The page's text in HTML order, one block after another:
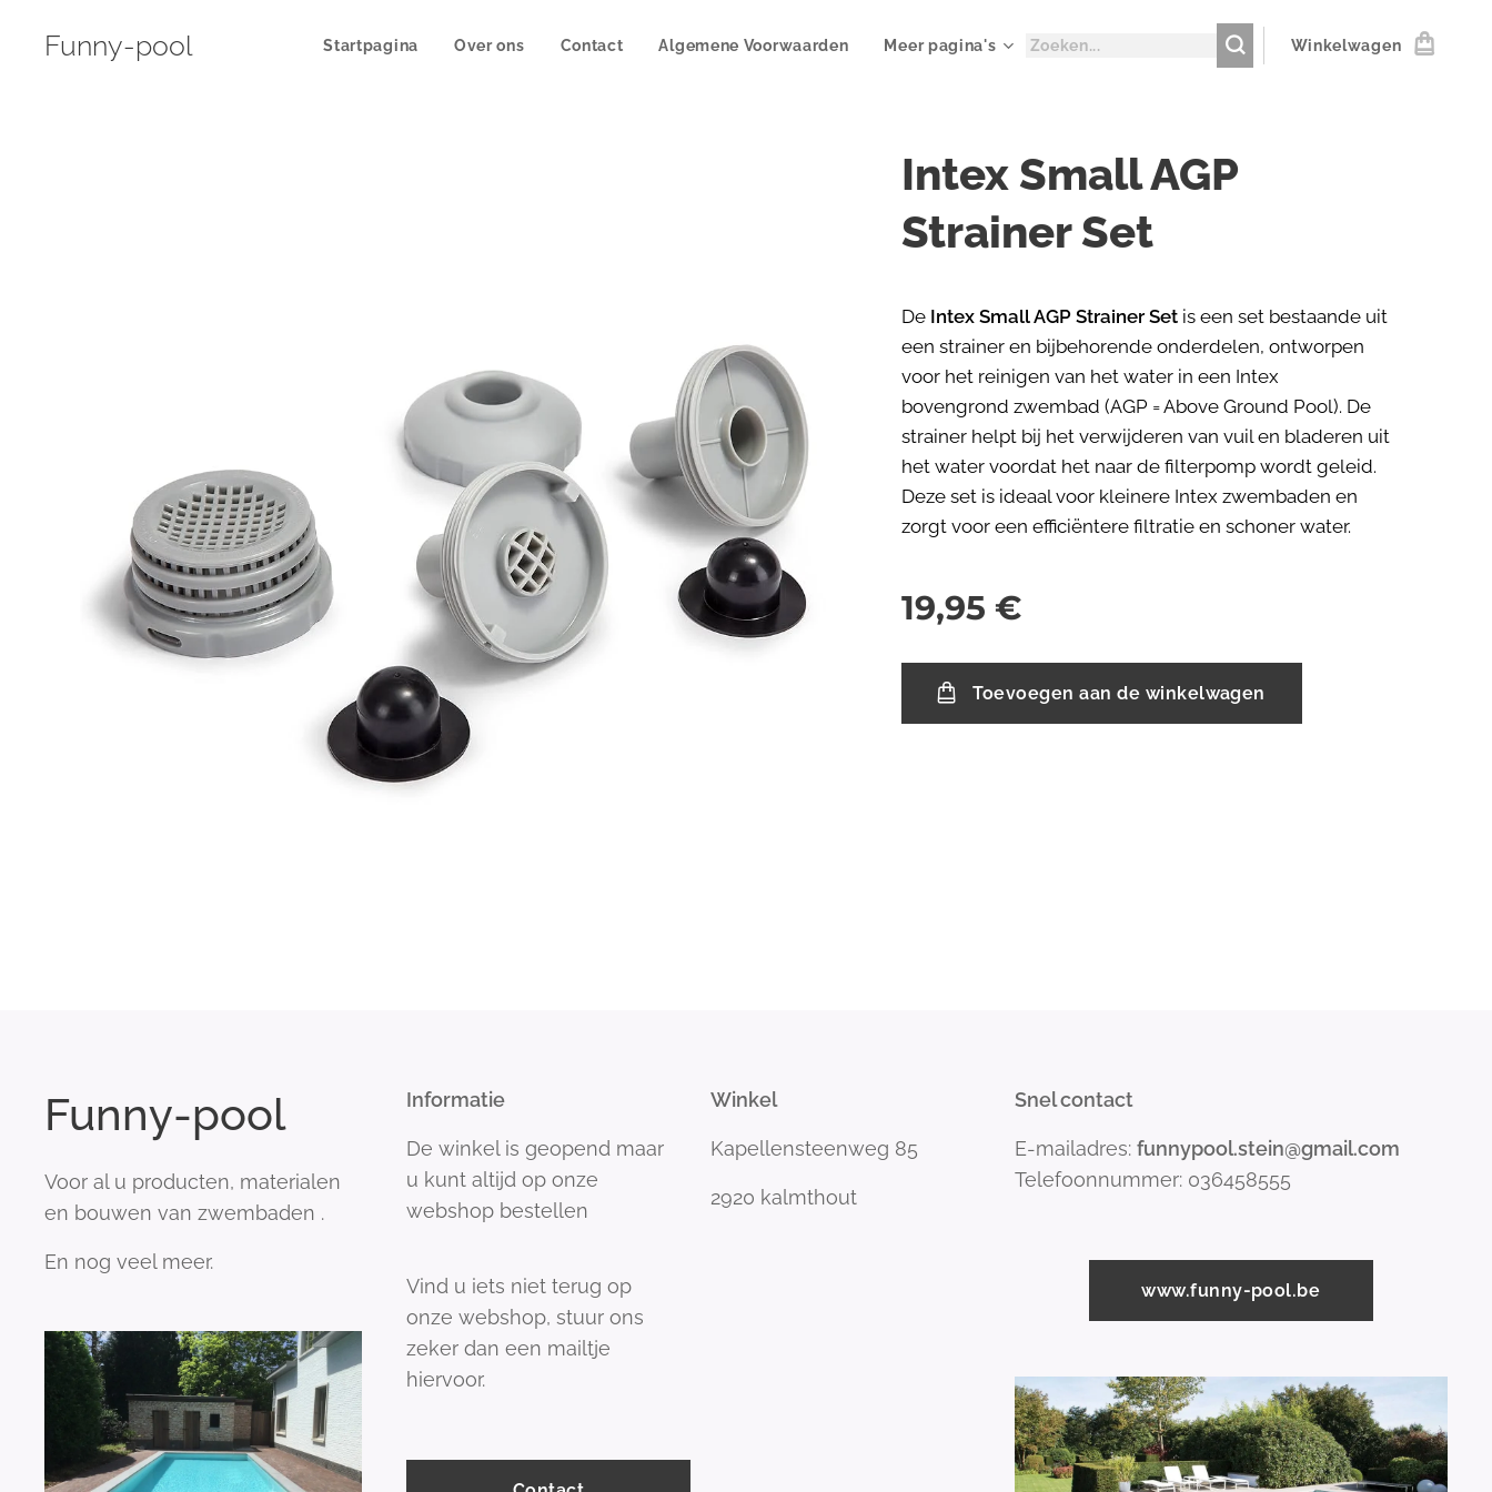
Funny-pool Startpagina Over ons Contact Algemene Voorwaarden Meer pagina's Winkelwagen
Intex Small AGP
Strainer Set
De Intex Small AGP Strainer Set is een set bestaande uit
een strainer en bijbehorende onderdelen, ontworpen
voor het reinigen van het water in een Intex
bovengrond zwembad (AGP = Above Ground Pool). De
strainer helpt bij het verwijderen van vuil en bladeren uit
het water voordat het naar de filterpomp wordt geleid.
Deze set is ideaal voor kleinere Intex zwembaden en
zorgt voor een efficiëntere filtratie en schoner water.
19,95 €
Toevoegen aan de winkelwagen
Funny-pool
Voor al u producten, materialen
en bouwen van zwembaden .
En nog veel meer.
Informatie
De winkel is geopend maar
u kunt altijd op onze
webshop bestellen
Vind u iets niet terug op
onze webshop, stuur ons
zeker dan een mailtje
hiervoor.
Winkel
Kapellensteenweg 85
2920 kalmthout
Snel contact
E-mailadres: funnypool.stein@gmail.com
Telefoonnummer: 036458555
www.funny-pool.be